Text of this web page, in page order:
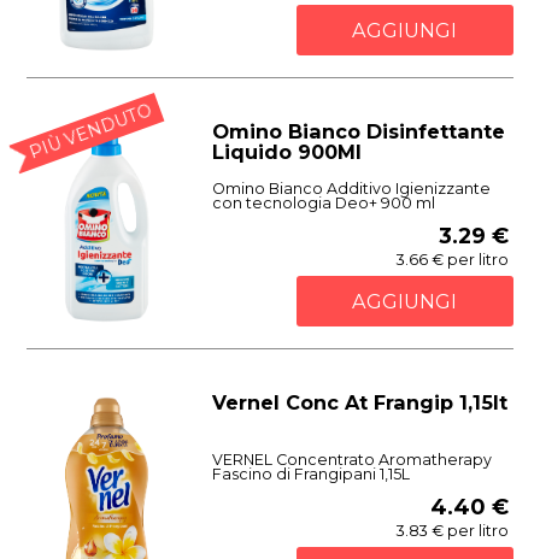
AGGIUNGI
PIÙ VENDUTO
Omino Bianco Disinfettante
Liquido 900Ml
Omino Bianco Additivo Igienizzante
con tecnologia Deo+ 900 ml
3.29 €
3.66 € per litro
AGGIUNGI
Vernel Conc At Frangip 1,15lt
VERNEL Concentrato Aromatherapy
Fascino di Frangipani 1,15L
4.40 €
3.83 € per litro